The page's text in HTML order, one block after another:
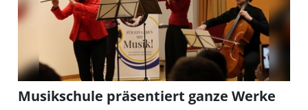
Musikschule präsentiert ganze Werke